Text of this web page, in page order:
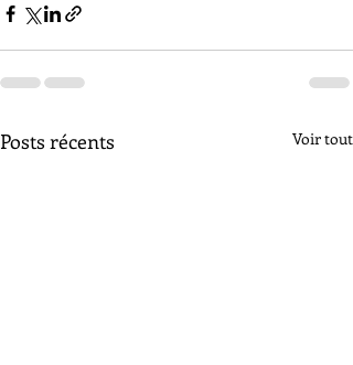
Posts récents Voir tout